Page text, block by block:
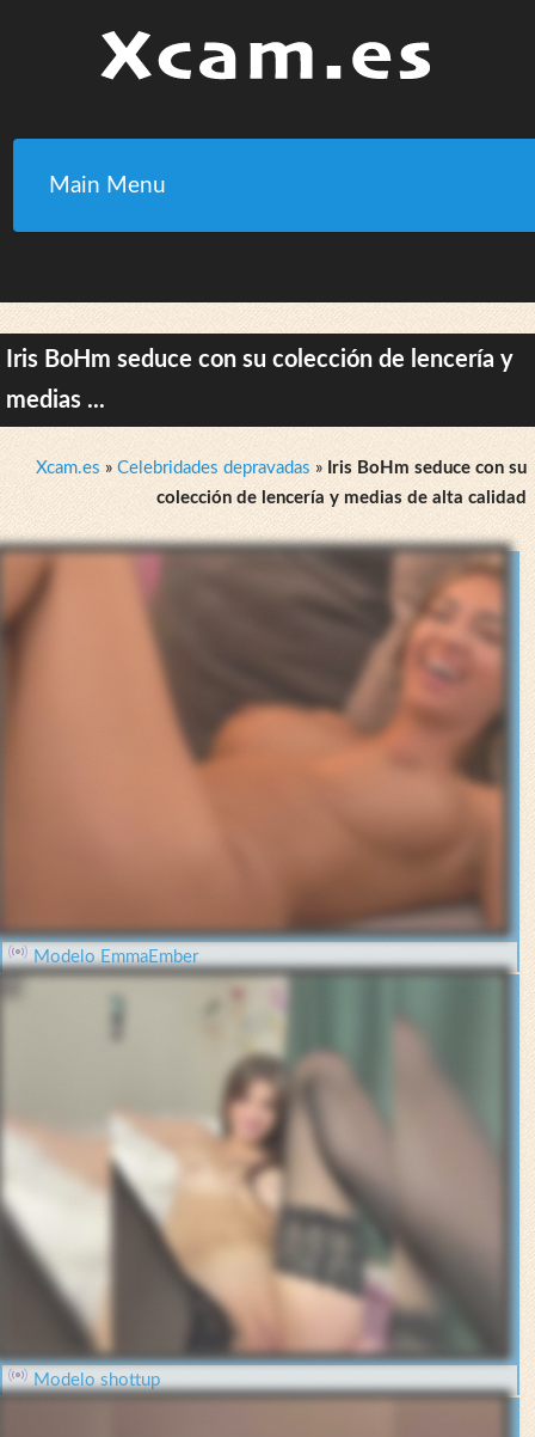
Main Menu
Iris BoHm seduce con su colección de lencería y
medias ...
Xcam.es » Celebridades depravadas » Iris BoHm seduce con su
colección de lencería y medias de alta calidad
Modelo EmmaEmber
Modelo shottup